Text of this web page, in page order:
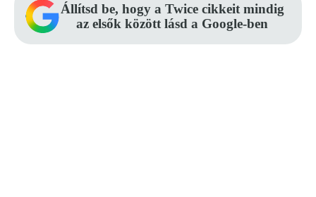
Állítsd be, hogy a Twice cikkeit mindig
az elsők között lásd a Google-ben